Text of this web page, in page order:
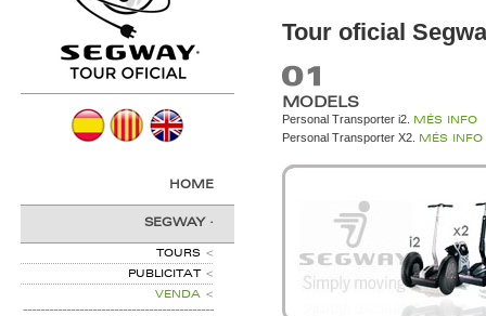
HOME
SEGWAY ·
TOURS <
PUBLICITAT<
VENDA <
--------------------------------------------
Tour oficial
MODELS
Personal Transporter i2. MÉS INFO
Personal Transporter X2. MÉS INFO